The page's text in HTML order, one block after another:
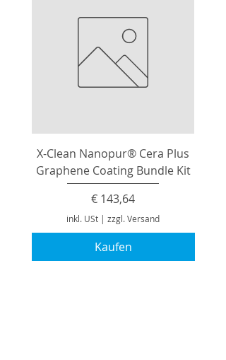
extremen Wasser-Abperl- Effekt.
Ein perfektes Lackfinish, das auch
nach vielen Wäschen noch anhält,
da der Lack optimal versiegelt
X-Clean Nanopur® Cera Plus
Graphene Coating Bundle Kit
Preis
€ 143,64
inkl. USt | zzgl. Versand
Kaufen